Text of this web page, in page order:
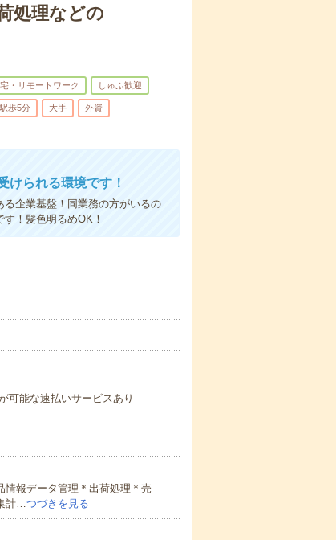
処理などの
・リモートワーク しゅふ歓迎
駅歩5分 大手 外資
けられる環境です！
企業基盤！同業務の方がいるの
！髪色明るめOK！
能な速払いサービスあり
情報データ管理＊出荷処理＊売
計…つづきを見る